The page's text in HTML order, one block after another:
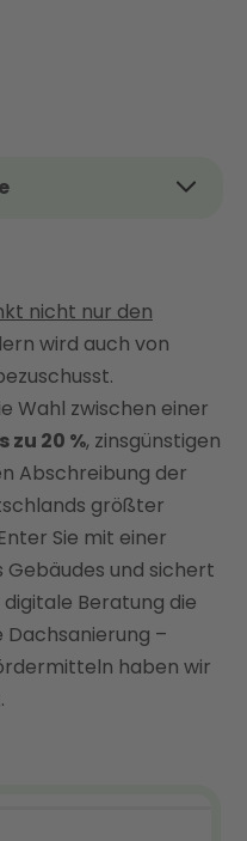
miteinander
für die
erfüllt sein?
läuft die
von der
und maximale
nicht nur den
wird auch von
Wahl zwischen einer
20 %, zinsgünstigen
Abschreibung der
größter
Sie mit einer
und sichert
Beratung die
–
haben wir